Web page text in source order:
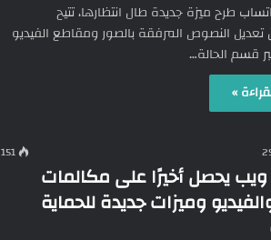
طرح ميزة جديدة طال انتظارها، تتيح
تعديل النصوص المرفقة بالصور ومقاطع الفيديو
قسم الحالة…
»
151
يحصل أخيرًا على مكالمات
وميزات جديدة للحماية